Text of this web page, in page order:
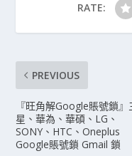
RATE:
PREVIOUS
『旺角解Google賬號鎖』
星、華為、華碩、LG、
SONY、HTC、Oneplus
Google賬號鎖 Gmail 鎖